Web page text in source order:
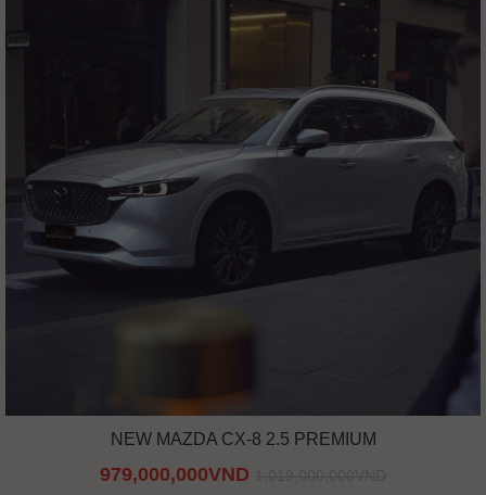
NEW MAZDA CX-8 2.5 PREMIUM
979,000,000VND